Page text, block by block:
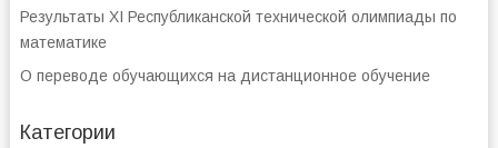
Результаты XI Республиканской технической олимпиады по
математике
О переводе обучающихся на дистанционное обучение
Категории